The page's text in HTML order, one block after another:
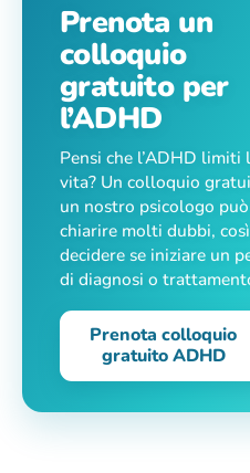
Prenota un
colloquio
gratuito per
l’ADHD
Pensi che l’ADHD limiti
vita? Un colloquio
un nostro psicologo può
chiarire molti dubbi,
decidere se iniziare un
di diagnosi o
Prenota colloquio
gratuito ADHD